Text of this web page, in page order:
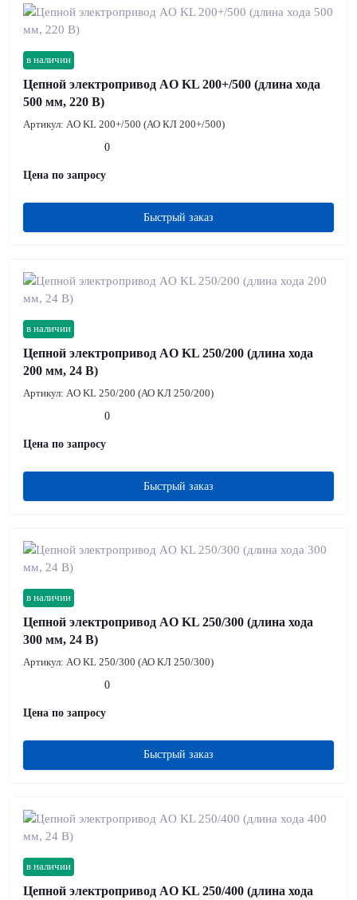
в наличии
Цепной электропривод AO KL 200+/500 (длина хода
500 мм, 220 В)
Артикул: AO KL 200+/500 (АО КЛ 200+/500)
0
Цена по запросу
Быстрый заказ
в наличии
Цепной электропривод AO KL 250/200 (длина хода
200 мм, 24 В)
Артикул: AO KL 250/200 (АО КЛ 250/200)
0
Цена по запросу
Быстрый заказ
в наличии
Цепной электропривод AO KL 250/300 (длина хода
300 мм, 24 В)
Артикул: AO KL 250/300 (АО КЛ 250/300)
0
Цена по запросу
Быстрый заказ
в наличии
Цепной электропривод AO KL 250/400 (длина хода